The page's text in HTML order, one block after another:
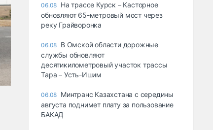
06.08 На трассе Курск – Касторное
обновляют 65-метровый мост через
реку Грайворонка
06.08 В Омской области дорожные
службы обновляют
десятикилометровый участок трассы
Тара – Усть-Ишим
06.08 Минтранс Казахстана с середины
августа поднимет плату за пользование
БАКАД